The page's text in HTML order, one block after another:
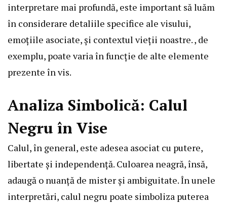
interpretare mai profundă, este important să luăm
în considerare detaliile specifice ale visului,
emoțiile asociate, și contextul vieții noastre. , de
exemplu, poate varia în funcție de alte elemente
prezente în vis.
Analiza Simbolică: Calul
Negru în Vise
Calul, în general, este adesea asociat cu putere,
libertate și independență. Culoarea neagră, însă,
adaugă o nuanță de mister și ambiguitate. În unele
interpretări, calul negru poate simboliza puterea